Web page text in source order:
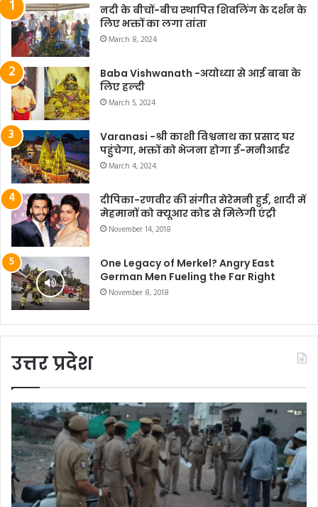
नदी के बीचों-बीच स्थापित शिवलिंग के दर्शन के
लिए भक्तों का लगा तांता
March 8, 2024
Baba Vishwanath -अयोध्या से आई बाबा के
लिए हल्दी
March 5, 2024
Varanasi -श्री काशी विश्वनाथ का प्रसाद घर
पहुंचेगा, भक्तों को भेजना होगा ई-मनीआर्डर
March 4, 2024
दीपिका-रणवीर की संगीत सेरेमनी हुई, शादी में
मेहमानों को क्यूआर कोड से मिलेगी एंट्री
November 14, 2018
One Legacy of Merkel? Angry East
German Men Fueling the Far Right
November 8, 2018
उत्तर प्रदेश